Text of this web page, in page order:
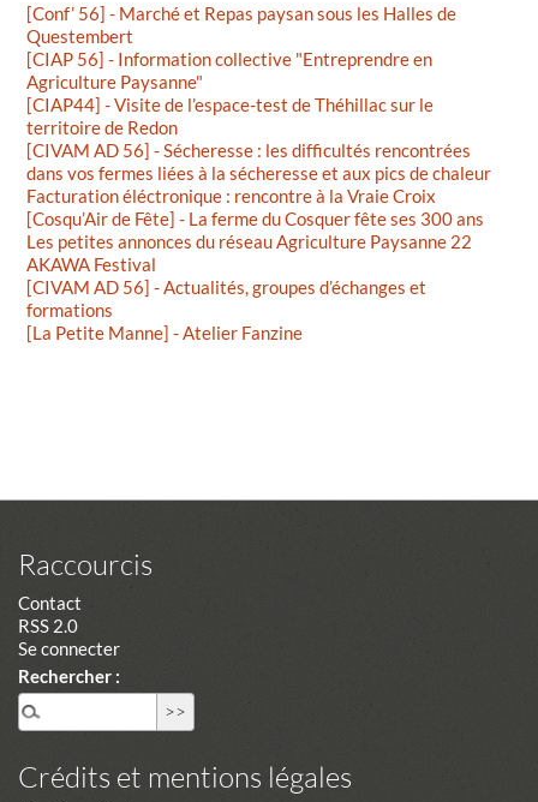
[Conf’ 56] - Marché et Repas paysan sous les Halles de
Questembert
[CIAP 56] - Information collective "Entreprendre en
Agriculture Paysanne"
[CIAP44] - Visite de l’espace-test de Théhillac sur le
territoire de Redon
[CIVAM AD 56] - Sécheresse : les difficultés rencontrées
dans vos fermes liées à la sécheresse et aux pics de chaleur
Facturation éléctronique : rencontre à la Vraie Croix
[Cosqu’Air de Fête] - La ferme du Cosquer fête ses 300 ans
Les petites annonces du réseau Agriculture Paysanne 22
AKAWA Festival
[CIVAM AD 56] - Actualités, groupes d’échanges et
formations
[La Petite Manne] - Atelier Fanzine
Raccourcis
Contact
RSS 2.0
Se connecter
Rechercher :
Crédits et mentions légales